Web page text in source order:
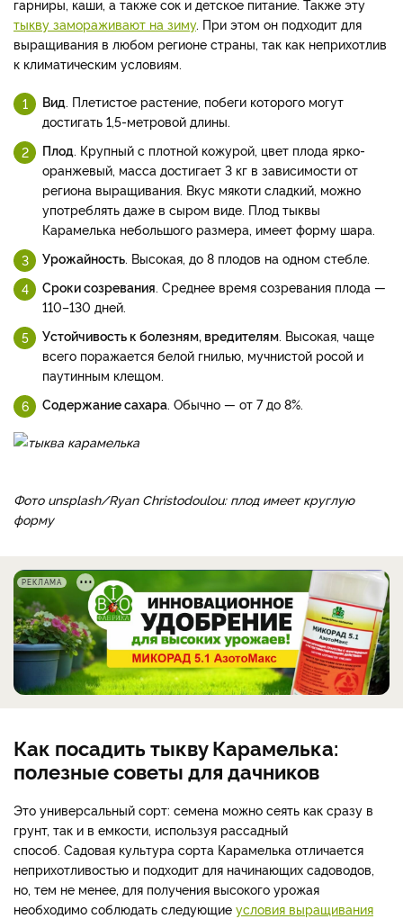
гарниры, каши, а также сок и детское питание. Также эту
тыкву замораживают на зиму. При этом он подходит для
выращивания в любом регионе страны, так как неприхотлив
к климатическим условиям.
Вид. Плетистое растение, побеги которого могут
достигать 1,5-метровой длины.
Плод. Крупный с плотной кожурой, цвет плода ярко-
оранжевый, масса достигает 3 кг в зависимости от
региона выращивания. Вкус мякоти сладкий, можно
употреблять даже в сыром виде. Плод тыквы
Карамелька небольшого размера, имеет форму шара.
Урожайность. Высокая, до 8 плодов на одном стебле.
Сроки созревания. Среднее время созревания плода —
110–130 дней.
Устойчивость к болезням, вредителям. Высокая, чаще
всего поражается белой гнилью, мучнистой росой и
паутинным клещом.
Содержание сахара. Обычно — от 7 до 8%.
Фото unsplash/Ryan Christodoulou: плод имеет круглую
форму
РЕКЛАМА
Как посадить тыкву Карамелька:
полезные советы для дачников
Это универсальный сорт: семена можно сеять как сразу в
грунт, так и в емкости, используя рассадный
способ. Садовая культура сорта Карамелька отличается
неприхотливостью и подходит для начинающих садоводов,
но, тем не менее, для получения высокого урожая
необходимо соблюдать следующие условия выращивания